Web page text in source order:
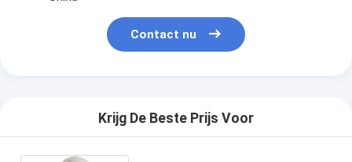
Contact nu
Krijg De Beste Prijs Voor